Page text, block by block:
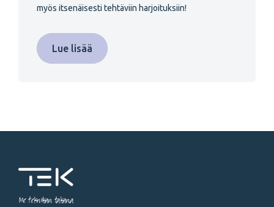
myös itsenäisesti tehtäviin harjoituksiin!
Lue lisää
Me tekniikan takana